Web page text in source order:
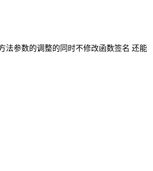
法参数的调整的同时不修改函数签名 还能